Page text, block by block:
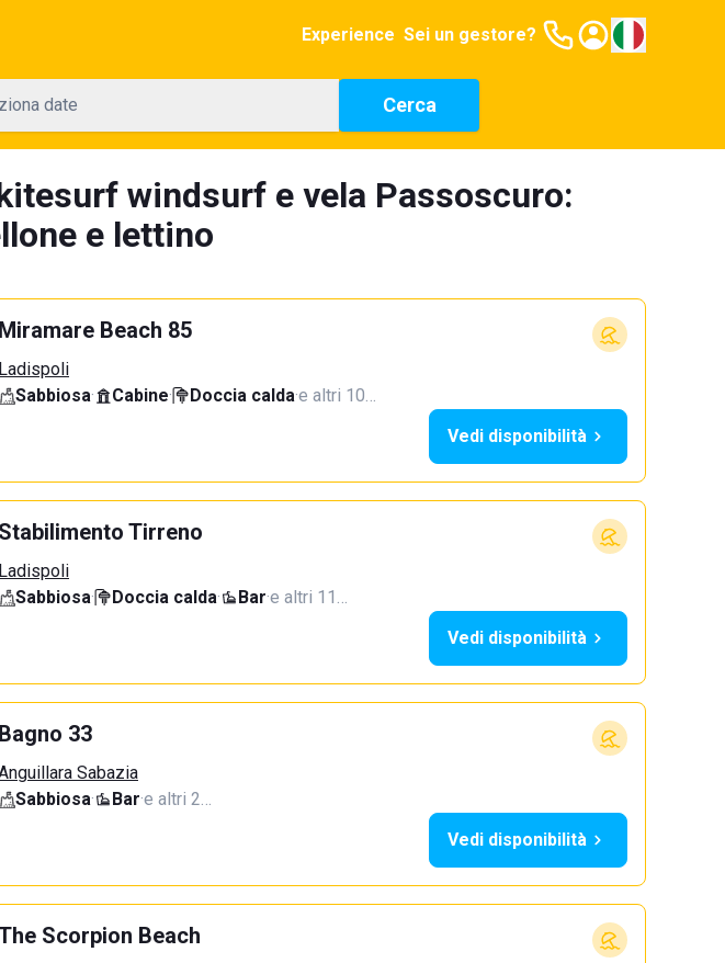
Experience Sei un gestore?
date Cerca
windsurf e vela Passoscuro:
e lettino
Miramare Beach 85
Ladispoli
Sabbiosa· Cabine· Doccia calda·e altri 10…
Vedi disponibilità
Stabilimento Tirreno
Ladispoli
Sabbiosa· Doccia calda· Bar·e altri 11…
Vedi disponibilità
Bagno 33
Sabazia
Sabbiosa· Bar·e altri 2…
Vedi disponibilità
Scorpion Beach